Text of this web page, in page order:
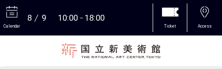
Calendar
8 9 10:00 18:00
Ticket Access